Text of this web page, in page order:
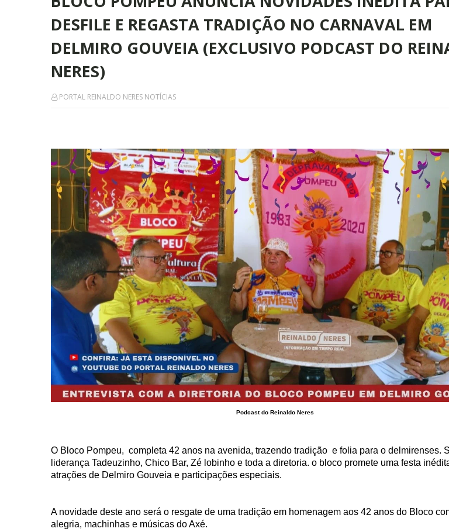
DESFILE E REGASTA TRADIÇÃO NO CARNAVAL EM
DELMIRO GOUVEIA (EXCLUSIVO PODCAST DO
NERES)
PORTAL REINALDO NERES NOTÍCIAS
Podcast do Reinaldo Neres
O Bloco Pompeu, completa 42 anos na avenida, trazendo tradição e folia para o delmirenses.
liderança Tadeuzinho, Chico Bar, Zé lobinho e toda a diretoria. o bloco promete uma festa
atrações de Delmiro Gouveia e participações especiais.
A novidade deste ano será o resgate de uma tradição em homenagem aos 42 anos do Bloco
alegria, machinhas e músicas do Axé.